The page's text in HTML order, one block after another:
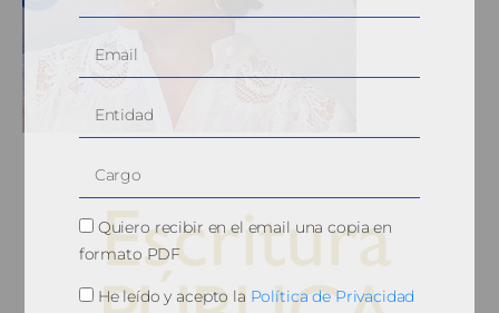
Quiero recibir en el email una copia en
formato PDF
He leído y acepto la Política de Privacidad